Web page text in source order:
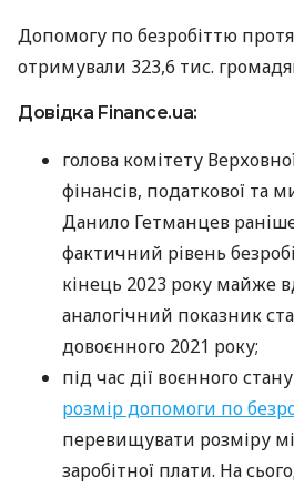
Допомогу по безробіттю
отримували 323,6 тис.
Довідка Finance.ua:
голова комітету
фінансів, податкової та
Данило Гетманцев
фактичний рівень
кінець 2023 року майже
аналогічний показник
довоєнного 2021 року;
під час дії воєнного
розмір допомоги по
перевищувати розміру
заробітної плати. На